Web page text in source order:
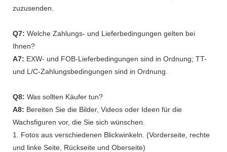
zuzusenden.
Q7: Welche Zahlungs- und Lieferbedingungen gelten bei
Ihnen?
A7: EXW- und FOB-Lieferbedingungen sind in Ordnung; TT-
und L/C-Zahlungsbedingungen sind in Ordnung.
Q8: Was sollten Käufer tun?
A8: Bereiten Sie die Bilder, Videos oder Ideen für die
Wachsfiguren vor, die Sie sich wünschen.
1. Fotos aus verschiedenen Blickwinkeln. (Vorderseite, rechte
und linke Seite, Rückseite und Oberseite)